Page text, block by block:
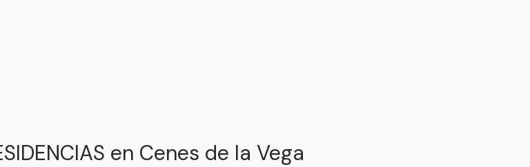
en Cenes de la Vega